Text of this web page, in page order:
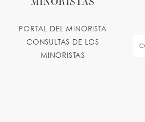
PORTAL DEL MINORISTA
CONSULTAS DE LOS
MINORISTAS